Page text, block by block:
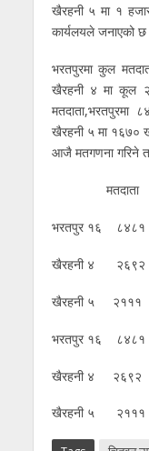
खैरहनी ५ मा १
कार्यलयले जनाएको
भरतपुरमा कुल
खैरहनी ४ मा कूल
खैरहनी ५ मा १६७०
आजै मतगणना गरिने
भरतपुर
खैरहनी ४
खैरहनी ५
भरतपुर
खैरहनी ४
खैरहनी ५